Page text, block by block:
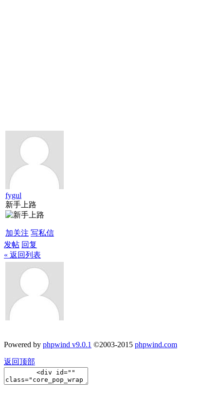
fygul
新手上路
加关注 写私信
发帖 回复
« 返回列表
Powered by phpwind v9.0.1 ©2003-2015 phpwind.com
返回顶部